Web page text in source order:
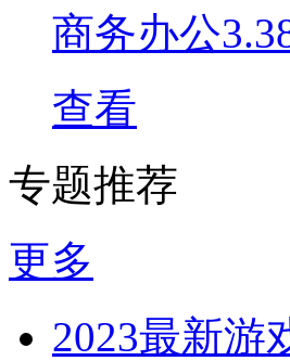
商务办公
查看
专题推荐
更多
2023最新游